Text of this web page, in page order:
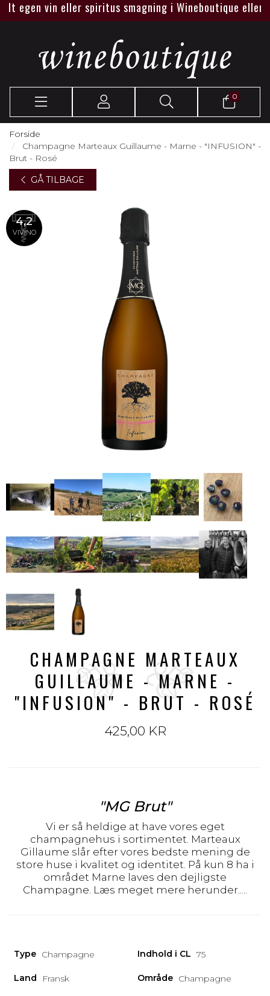
vin eller spiritus smagning i Wineboutique eller hos
0
Forside
Champagne Marteaux Guillaume - Marne - "INFUSION" -
Brut - Rosé
GÅ TILBAGE
4,2
VIVINO
CHAMPAGNE MARTEAUX
GUILLAUME - MARNE -
"INFUSION" - BRUT - ROSÉ
425,00 KR
"MG Brut"
Vi er så heldige at have vores eget
champagnehus i sortimentet. Marteaux
Gillaume slår efter vores bedste mening de
store huse i kvalitet og identitet. På kun 8 ha i
området Marne laves den dejligste
Champagne. Læs meget mere herunder.....
Type Champagne Indhold i CL 75
Land Fransk Område Champagne